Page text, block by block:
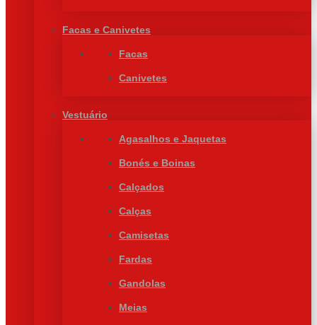
Facas e Canivetes
Facas
Canivetes
Vestuário
Agasalhos e Jaquetas
Bonés e Boinas
Calçados
Calças
Camisetas
Fardas
Gandolas
Meias